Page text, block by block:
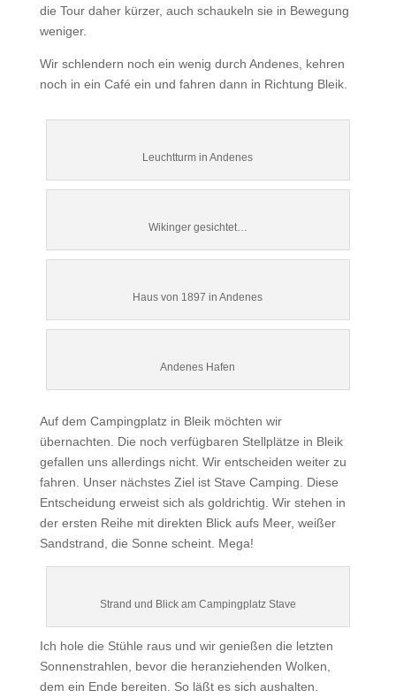
die Tour daher kürzer, auch schaukeln sie in Bewegung
weniger.
Wir schlendern noch ein wenig durch Andenes, kehren
noch in ein Café ein und fahren dann in Richtung Bleik.
Leuchtturm in Andenes
Wikinger gesichtet…
Haus von 1897 in Andenes
Andenes Hafen
Auf dem Campingplatz in Bleik möchten wir
übernachten. Die noch verfügbaren Stellplätze in Bleik
gefallen uns allerdings nicht. Wir entscheiden weiter zu
fahren. Unser nächstes Ziel ist Stave Camping. Diese
Entscheidung erweist sich als goldrichtig. Wir stehen in
der ersten Reihe mit direkten Blick aufs Meer, weißer
Sandstrand, die Sonne scheint. Mega!
Strand und Blick am Campingplatz Stave
Ich hole die Stühle raus und wir genießen die letzten
Sonnenstrahlen, bevor die heranziehenden Wolken,
dem ein Ende bereiten. So läßt es sich aushalten.